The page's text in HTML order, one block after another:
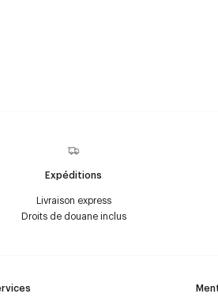
Expéditions
Livraison express
Droits de douane inclus